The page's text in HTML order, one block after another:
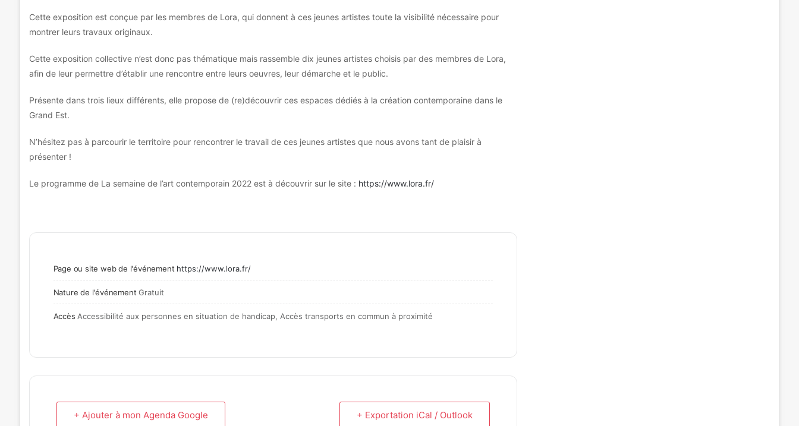
Cette exposition est conçue par les membres de Lora, qui donnent à ces jeunes artistes toute la visibilité nécessaire pour
montrer leurs travaux originaux.
Cette exposition collective n’est donc pas thématique mais rassemble dix jeunes artistes choisis par des membres de Lora,
afin de leur permettre d’établir une rencontre entre leurs oeuvres, leur démarche et le public.
Présente dans trois lieux différents, elle propose de (re)découvrir ces espaces dédiés à la création contemporaine dans le
Grand Est.
N’hésitez pas à parcourir le territoire pour rencontrer le travail de ces jeunes artistes que nous avons tant de plaisir à
présenter !
Le programme de La semaine de l’art contemporain 2022 est à découvrir sur le site : https://www.lora.fr/
Page ou site web de l'événement https://www.lora.fr/
Nature de l'événementGratuit
Accès Accessibilité aux personnes en situation de handicap, Accès transports en commun à proximité
+ Ajouter à mon Agenda Google + Exportation iCal / Outlook